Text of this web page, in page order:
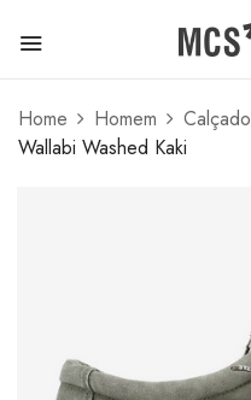
Home Homem Calçado
Wallabi Washed Kaki